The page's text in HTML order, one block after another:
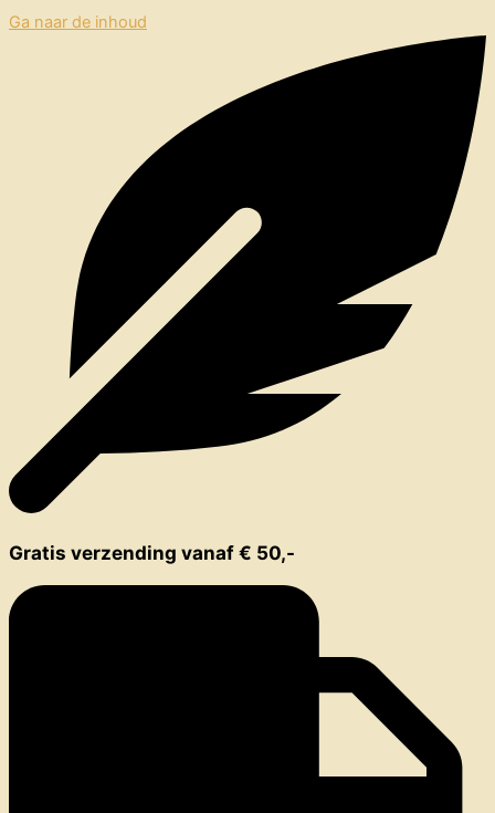
Ga naar de inhoud
Gratis verzending vanaf € 50,-